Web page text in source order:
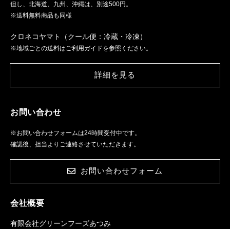
但し、北海道、九州、沖縄は、別途500円。
※送料無料商品も同様
クロネコヤマト（クール便：冷蔵・冷凍）
※地域ごとの送料はご利用ガイドを参照ください。
詳細を見る
お問い合わせ
※お問い合わせフォームは24時間受付中です。
確認後、担当よりご連絡させていただきます。
お問い合わせフォーム
会社概要
有限会社グリーンフーズあつみ